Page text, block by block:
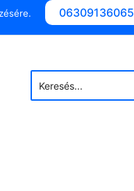
06309136065
for: